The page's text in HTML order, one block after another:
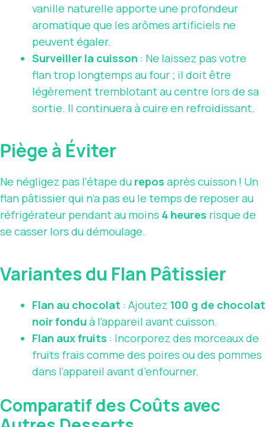
vanille naturelle apporte une profondeur
aromatique que les arômes artificiels ne
peuvent égaler.
Surveiller la cuisson : Ne laissez pas votre
flan trop longtemps au four ; il doit être
légèrement tremblotant au centre lors de sa
sortie. Il continuera à cuire en refroidissant.
Piège à Éviter
Ne négligez pas l’étape du repos après cuisson ! Un
flan pâtissier qui n’a pas eu le temps de reposer au
réfrigérateur pendant au moins 4 heures risque de
se casser lors du démoulage.
Variantes du Flan Pâtissier
Flan au chocolat : Ajoutez 100 g de chocolat
noir fondu à l’appareil avant cuisson.
Flan aux fruits : Incorporez des morceaux de
fruits frais comme des poires ou des pommes
dans l’appareil avant d’enfourner.
Comparatif des Coûts avec